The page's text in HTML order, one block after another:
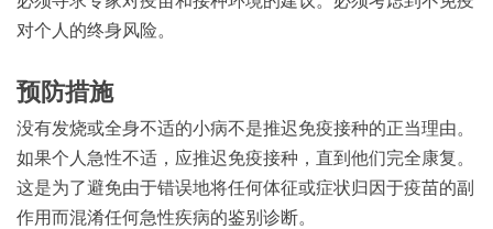
对个人的终身风险。
预防措施
没有发烧或全身不适的小病不是推迟免疫接种的正当理由。
如果个人急性不适，应推迟免疫接种，直到他们完全康复。
这是为了避免由于错误地将任何体征或症状归因于疫苗的副
作用而混淆任何急性疾病的鉴别诊断。